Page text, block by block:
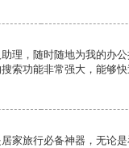
理，随时随地为我的办
索功能非常强大，能够快
家旅行必备神器，无论